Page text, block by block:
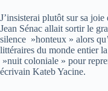
J’insisterai plutôt sur sa
Jean Sénac allait sortir le
silence »honteux » alors
littéraires du monde entier
»nuit coloniale » pour
écrivain Kateb Yacine.